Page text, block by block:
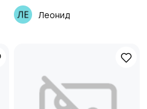
Леонид